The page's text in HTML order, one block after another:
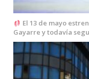
El 13 de mayo
Gayarre y todavía